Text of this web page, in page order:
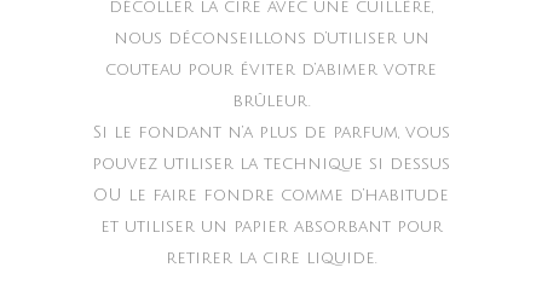
décoller la cire avec une cuillère,
nous déconseillons d’utiliser un
couteau pour éviter d’abimer votre
brûleur.
Si le fondant n’a plus de parfum, vous
pouvez utiliser la technique si dessus
OU le faire fondre comme d’habitude
et utiliser un papier absorbant pour
retirer la cire liquide.